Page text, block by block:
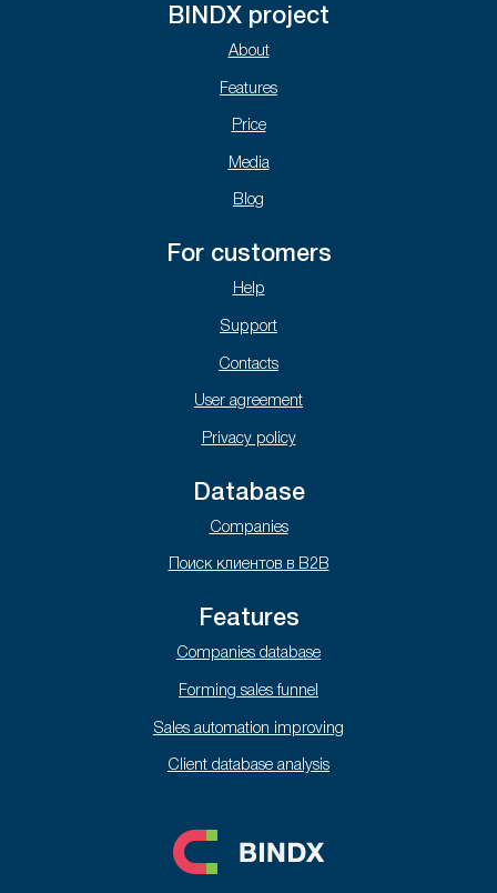
BINDX project
About
Features
Price
Media
Blog
For customers
Help
Support
Contacts
User agreement
Privacy policy
Database
Companies
Поиск клиентов в B2B
Features
Companies database
Forming sales funnel
Sales automation improving
Client database analysis